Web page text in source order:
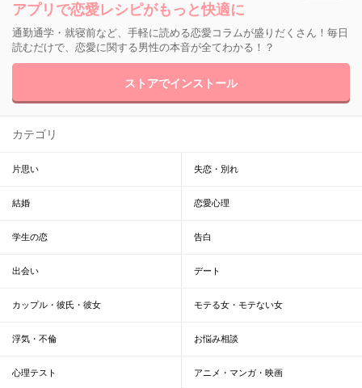
アプリで恋愛レシピがもっと快適に
通勤通学・就寝前など、手軽に読める恋愛コラムが盛りだくさん！毎日
読むだけで、恋愛に関する男性の本音が全てわかる！？
ストアでインストール
カテゴリ
片思い 失恋・別れ
結婚 恋愛心理
学生の恋 告白
出会い デート
カップル・彼氏・彼女 モテる女・モテない女
浮気・不倫 お悩み相談
心理テスト アニメ・マンガ・映画